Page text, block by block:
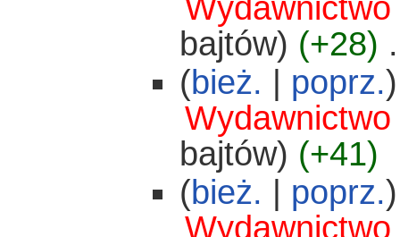
Wydawnictwo
bajtów) (+28)
(bież. poprz.)
Wydawnictwo
bajtów) (+41)
(bież. poprz.)
Wydawnictwo